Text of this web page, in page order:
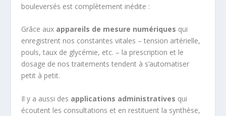
bouleversés est complètement inédite :
Grâce aux appareils de mesure numériques qui
enregistrent nos constantes vitales – tension artérielle,
pouls, taux de glycémie, etc. – la prescription et le
dosage de nos traitements tendent à s’automatiser
petit à petit.
Il y a aussi des applications administratives qui
écoutent les consultations et en restituent la synthèse,